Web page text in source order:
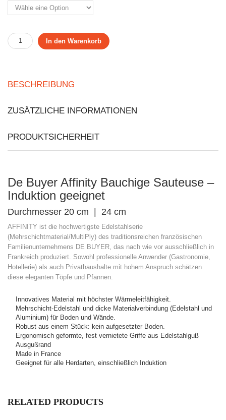
In den Warenkorb
BESCHREIBUNG
ZUSÄTZLICHE INFORMATIONEN
PRODUKTSICHERHEIT
De Buyer Affinity Bauchige Sauteuse –
Induktion geeignet
Durchmesser 20 cm | 24 cm
AFFINITY ist die hochwertigste Edelstahlserie
(Mehrschichtmaterial/MultiPly) des traditionsreichen französischen
Familienunternehmens DE BUYER, das nach wie vor ausschließlich in
Frankreich produziert. Sowohl professionelle Anwender (Gastronomie,
Hotellerie) als auch Privathaushalte mit hohem Anspruch schätzen
diese eleganten Töpfe und Pfannen.
Innovatives Material mit höchster Wärmeleitfähigkeit.
Mehrschicht-Edelstahl und dicke Materialverbindung (Edelstahl und
Aluminium) für Boden und Wände.
Robust aus einem Stück: kein aufgesetzter Boden.
Ergonomisch geformte, fest vernietete Griffe aus Edelstahlguß
Ausgußrand
Made in France
Geeignet für alle Herdarten, einschließlich Induktion
RELATED PRODUCTS